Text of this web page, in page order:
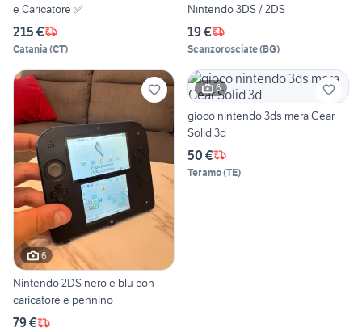
e Caricatore ✅
215 €
Catania (CT)
Nintendo 3DS / 2DS
19 €
Scanzorosciate(BG)
6
Nintendo 2DS nero e blu con
caricatore e pennino
79 €
6
gioco nintendo 3ds mera Gear
Solid 3d
50 €
Teramo(TE)